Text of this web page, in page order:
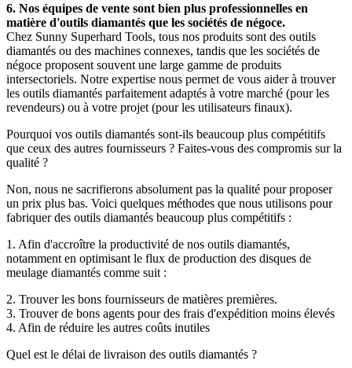
6. Nos équipes de vente sont bien plus professionnelles en
matière d'outils diamantés que les sociétés de négoce.
Chez Sunny Superhard Tools, tous nos produits sont des outils
diamantés ou des machines connexes, tandis que les sociétés de
négoce proposent souvent une large gamme de produits
intersectoriels. Notre expertise nous permet de vous aider à trouver
les outils diamantés parfaitement adaptés à votre marché (pour les
revendeurs) ou à votre projet (pour les utilisateurs finaux).
Pourquoi vos outils diamantés sont-ils beaucoup plus compétitifs
que ceux des autres fournisseurs ? Faites-vous des compromis sur la
qualité ?
Non, nous ne sacrifierons absolument pas la qualité pour proposer
un prix plus bas. Voici quelques méthodes que nous utilisons pour
fabriquer des outils diamantés beaucoup plus compétitifs :
1. Afin d'accroître la productivité de nos outils diamantés,
notamment en optimisant le flux de production des disques de
meulage diamantés comme suit :
2. Trouver les bons fournisseurs de matières premières.
3. Trouver de bons agents pour des frais d'expédition moins élevés
4. Afin de réduire les autres coûts inutiles
Quel est le délai de livraison des outils diamantés ?